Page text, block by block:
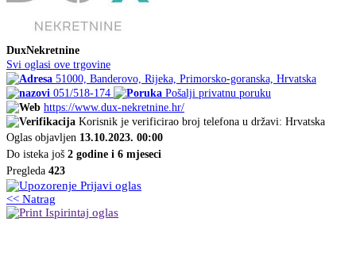
DuxNekretnine
Svi oglasi ove trgovine
51000, Banderovo, Rijeka, Primorsko-goranska, Hrvatska
051/518-174
Pošalji privatnu poruku
https://www.dux-nekretnine.hr/
Korisnik je verificirao broj telefona u državi: Hrvatska
Oglas objavljen 13.10.2023. 00:00
Do isteka još 2 godine i 6 mjeseci
Pregleda 423
Prijavi oglas
<< Natrag
Ispirintaj oglas